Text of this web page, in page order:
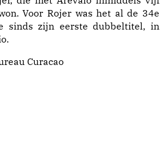
Voor Rojer was het al de 34e
sinds zijn eerste dubbeltitel, in
Curacao